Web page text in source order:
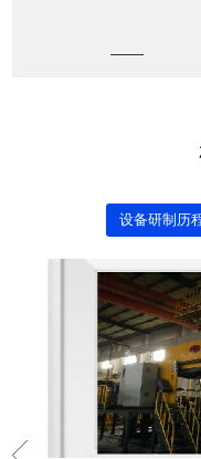
设备研制历